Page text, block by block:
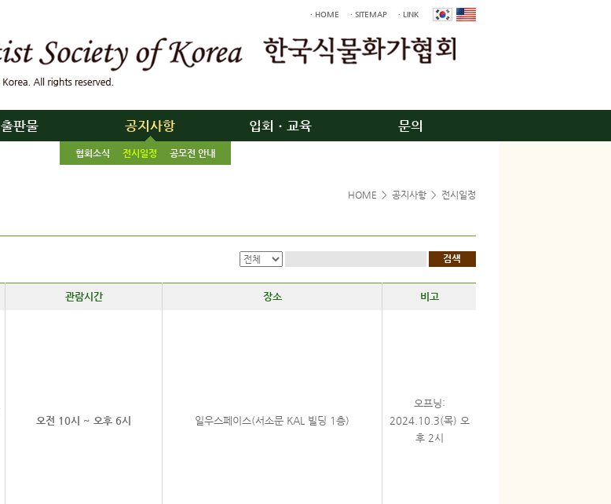
· HOME · SITEMAP · LINK
출판물 공지사항
협회소식 전시일정 공모전 안내
입회ㆍ교육 문의
HOME > 공지사항 > 전시일정
관람시간 장소 비고
오전 10시 ~ 오후 6시 일우스페이스(서소문 KAL 빌딩 1층)
오프닝:
2024.10.3(목) 오
후 2시